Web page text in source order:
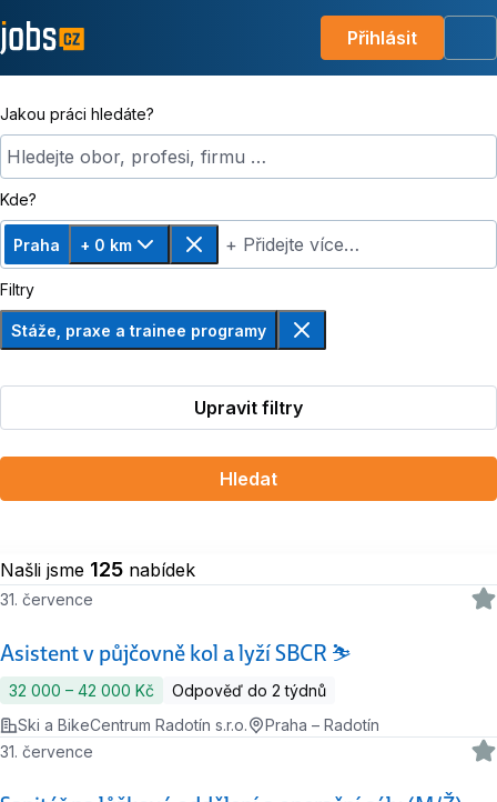
Přihlásit
Jakou práci hledáte?
Hledejte obor, profesi, firmu …
Kde?
Praha
Změnit vzdálenost, zvoleno + 0 km
+ 0 km
Odebrat+ Přidejte více…
Filtry
Stáže, praxe a trainee programy
Odebrat
Upravit filtry
Hledat
Našli jsme 125 nabídek
Asistent v půjčovně kol a lyží SBCR ⛷️
31. července
32 000 ‍–‍ 42 000 Kč
Odpověď do 2 týdnů
Ski a BikeCentrum Radotín s.r.o.
Praha – Radotín
31. července